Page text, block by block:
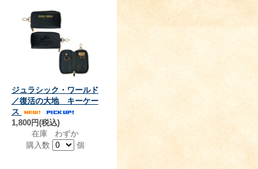
ジュラシック・ワールド
／復活の大地 キーケー
ス
1,800円(税込)
在庫 わずか
購入数
個